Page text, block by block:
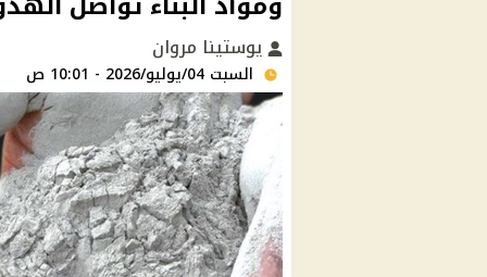
يوستينا مروان
السبت 04/يوليو/2026 - 10:01 ص